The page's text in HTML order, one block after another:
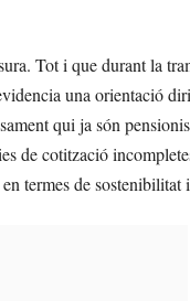
Tot i que durant la
una orientació
qui ja són
de cotització
termes de